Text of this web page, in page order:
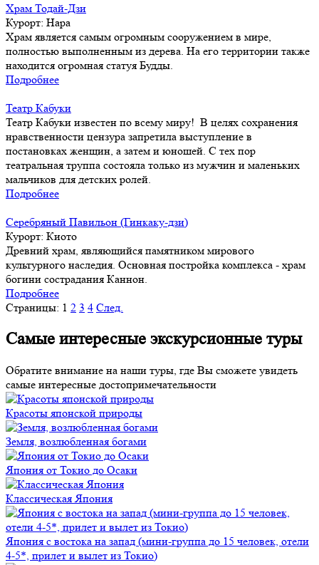
Храм Тодай-Дзи
Курорт: Нара
Храм является самым огромным сооружением в мире,
полностью выполненным из дерева. На его территории также
находится огромная статуя Будды.
Подробнее
Театр Кабуки
Театр Кабуки известен по всему миру! В целях сохранения
нравственности цензура запретила выступление в
постановках женщин, а затем и юношей. С тех пор
театральная труппа состояла только из мужчин и маленьких
мальчиков для детских ролей.
Подробнее
Серебряный Павильон (Гинкаку-дзи)
Курорт: Киото
Древний храм, являющийся памятником мирового
культурного наследия. Основная постройка комплекса - храм
богини сострадания Каннон.
Подробнее
Страницы: 1 2 3 4 След.
Самые интересные экскурсионные туры
Обратите внимание на наши туры, где Вы сможете увидеть
самые интересные достопримечательности
Красоты японской природы
Земля, возлюбленная богами
Япония от Токио до Осаки
Классическая Япония
Япония с востока на запад (мини-группа до 15 человек, отели
4-5*, прилет и вылет из Токио)